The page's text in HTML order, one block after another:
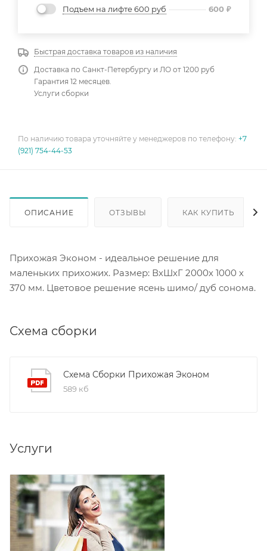
Подъем на лифте 600 руб 600 ₽
Быстрая доставка товаров из наличия
Доставка по Санкт-Петербургу и ЛО от 1200 руб
Гарантия 12 месяцев.
Услуги сборки
По наличию товара уточняйте у менеджеров по телефону: +7
(921) 754-44-53
ОПИСАНИЕ ОТЗЫВЫ КАК КУПИТЬ
Прихожая Эконом - идеальное решение для
маленьких прихожих. Размер: ВхШхГ 2000х 1000 х
370 мм. Цветовое решение ясень шимо/ дуб сонома.
Схема сборки
Схема Сборки Прихожая Эконом
589 кб
Услуги